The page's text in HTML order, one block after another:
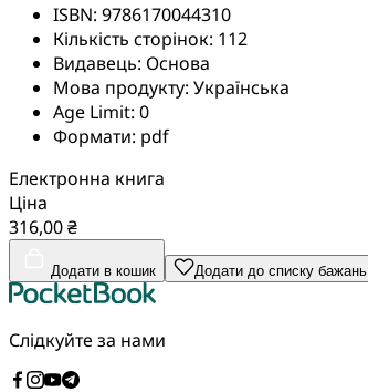
ISBN: 9786170044310
Кількість сторінок: 112
Видавець: Основа
Мова продукту: Українська
Age Limit: 0
Формати: pdf
Електронна книга
Ціна
316,00 ₴
Додати в кошик Додати до списку бажань
Слідкуйте за нами